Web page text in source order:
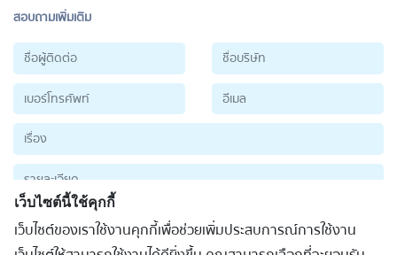
สอบถามเพิ่มเติม
ส่งข้อมูล
เว็บไซต์นี้ใช้คุกกี้
เว็บไซต์ของเราใช้งานคุกกี้เพื่อช่วยเพิ่มประสบการณ์การใช้งาน